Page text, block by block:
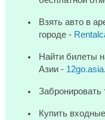
Взять авто в
городе -
Найти билеты
Азии - 12go.asia.
Забронировать
Купить